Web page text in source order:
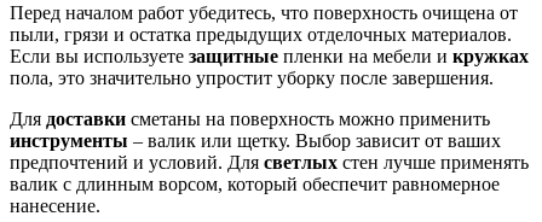
Перед началом работ убедитесь, что поверхность очищена от
пыли, грязи и остатка предыдущих отделочных материалов.
Если вы используете защитные пленки на мебели и кружках
пола, это значительно упростит уборку после завершения.
Для доставки сметаны на поверхность можно применить
инструменты – валик или щетку. Выбор зависит от ваших
предпочтений и условий. Для светлых стен лучше применять
валик с длинным ворсом, который обеспечит равномерное
нанесение.